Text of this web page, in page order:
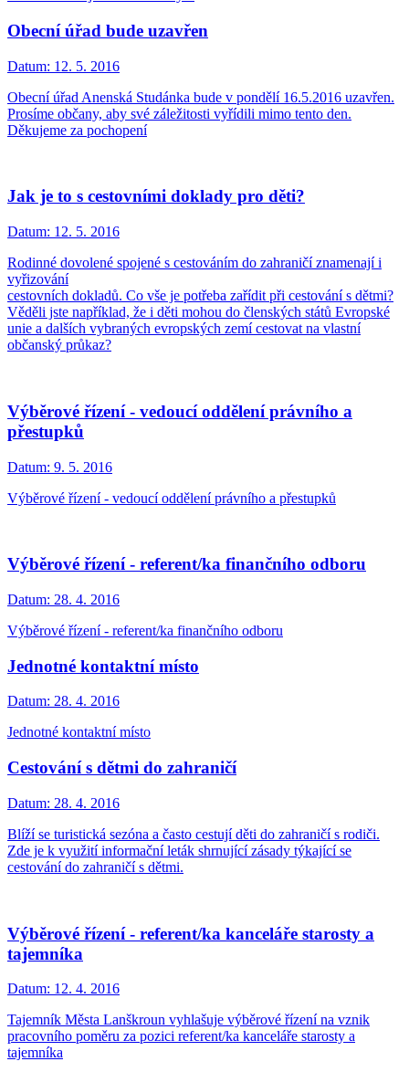
Obecní úřad bude uzavřen
Datum: 12. 5. 2016
Obecní úřad Anenská Studánka bude v pondělí 16.5.2016 uzavřen.
Prosíme občany, aby své záležitosti vyřídili mimo tento den.
Děkujeme za pochopení
Jak je to s cestovními doklady pro děti?
Datum: 12. 5. 2016
Rodinné dovolené spojené s cestováním do zahraničí znamenají i
vyřizování
cestovních dokladů. Co vše je potřeba zařídit při cestování s dětmi?
Věděli jste například, že i děti mohou do členských států Evropské
unie a dalších vybraných evropských zemí cestovat na vlastní
občanský průkaz?
Výběrové řízení - vedoucí oddělení právního a
přestupků
Datum: 9. 5. 2016
Výběrové řízení - vedoucí oddělení právního a přestupků
Výběrové řízení - referent/ka finančního odboru
Datum: 28. 4. 2016
Výběrové řízení - referent/ka finančního odboru
Jednotné kontaktní místo
Datum: 28. 4. 2016
Jednotné kontaktní místo
Cestování s dětmi do zahraničí
Datum: 28. 4. 2016
Blíží se turistická sezóna a často cestují děti do zahraničí s rodiči.
Zde je k využití informační leták shrnující zásady týkající se
cestování do zahraničí s dětmi.
Výběrové řízení - referent/ka kanceláře starosty a
tajemníka
Datum: 12. 4. 2016
Tajemník Města Lanškroun vyhlašuje výběrové řízení na vznik
pracovního poměru za pozici referent/ka kanceláře starosty a
tajemníka